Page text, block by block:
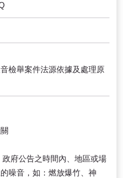
檢舉案件法源依據及處理原
府公告之時間內、地區或場
噪音，如：燃放爆竹、神